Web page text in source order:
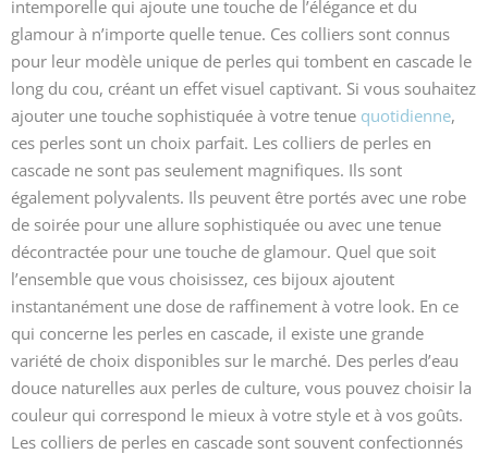
intemporelle qui ajoute une touche de l’élégance et du
glamour à n’importe quelle tenue. Ces colliers sont connus
pour leur modèle unique de perles qui tombent en cascade le
long du cou, créant un effet visuel captivant. Si vous souhaitez
ajouter une touche sophistiquée à votre tenue quotidienne,
ces perles sont un choix parfait. Les colliers de perles en
cascade ne sont pas seulement magnifiques. Ils sont
également polyvalents. Ils peuvent être portés avec une robe
de soirée pour une allure sophistiquée ou avec une tenue
décontractée pour une touche de glamour. Quel que soit
l’ensemble que vous choisissez, ces bijoux ajoutent
instantanément une dose de raffinement à votre look. En ce
qui concerne les perles en cascade, il existe une grande
variété de choix disponibles sur le marché. Des perles d’eau
douce naturelles aux perles de culture, vous pouvez choisir la
couleur qui correspond le mieux à votre style et à vos goûts.
Les colliers de perles en cascade sont souvent confectionnés